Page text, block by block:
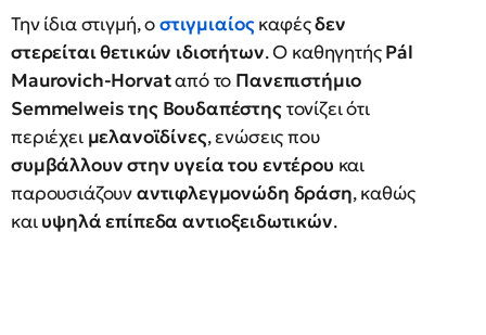
Την ίδια στιγμή, οστιγμιαίοςκαφέςδεν
στερείται θετικών ιδιοτήτων. Ο καθηγητήςPál
Maurovich-Horvatαπό το Πανεπιστήμιο
Semmelweis της Βουδαπέστηςτονίζει ότι
περιέχει μελανοϊδίνες, ενώσεις που
συμβάλλουν στην υγεία του εντέρου και
παρουσιάζουναντιφλεγμονώδη δράση, καθώς
καιυψηλά επίπεδα αντιοξειδωτικών.